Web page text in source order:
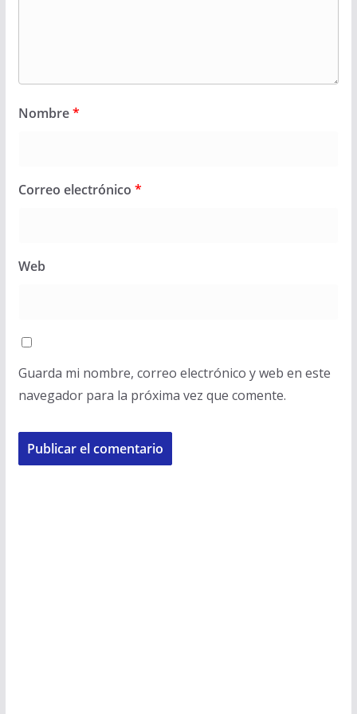
Nombre*
Correo electrónico *
Web
Guarda mi nombre, correo electrónico y web en este
navegador para la próxima vez que comente.